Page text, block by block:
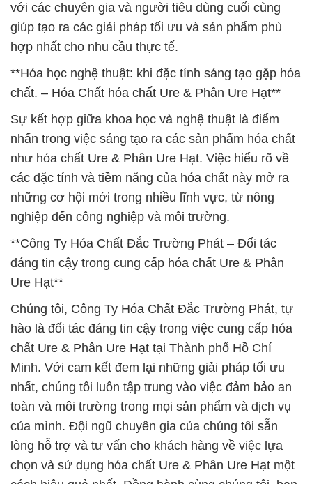
với các chuyên gia và người tiêu dùng cuối cùng
giúp tạo ra các giải pháp tối ưu và sản phẩm phù
hợp nhất cho nhu cầu thực tế.
**Hóa học nghệ thuật: khi đặc tính sáng tạo gặp hóa
chất. – Hóa Chất hóa chất Ure & Phân Ure Hạt**
Sự kết hợp giữa khoa học và nghệ thuật là điểm
nhấn trong việc sáng tạo ra các sản phẩm hóa chất
như hóa chất Ure & Phân Ure Hạt. Việc hiểu rõ về
các đặc tính và tiềm năng của hóa chất này mở ra
những cơ hội mới trong nhiều lĩnh vực, từ nông
nghiệp đến công nghiệp và môi trường.
**Công Ty Hóa Chất Đắc Trường Phát – Đối tác
đáng tin cậy trong cung cấp hóa chất Ure & Phân
Ure Hạt**
Chúng tôi, Công Ty Hóa Chất Đắc Trường Phát, tự
hào là đối tác đáng tin cậy trong việc cung cấp hóa
chất Ure & Phân Ure Hạt tại Thành phố Hồ Chí
Minh. Với cam kết đem lại những giải pháp tối ưu
nhất, chúng tôi luôn tập trung vào việc đảm bảo an
toàn và môi trường trong mọi sản phẩm và dịch vụ
của mình. Đội ngũ chuyên gia của chúng tôi sẵn
lòng hỗ trợ và tư vấn cho khách hàng về việc lựa
chọn và sử dụng hóa chất Ure & Phân Ure Hạt một